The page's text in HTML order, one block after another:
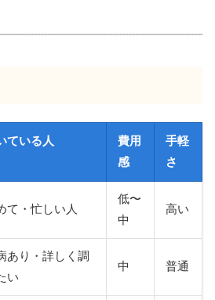
ている人
費用
感
手軽
さ
て・忙しい人
低〜
中
高い
あり・詳しく調
い
中 普通